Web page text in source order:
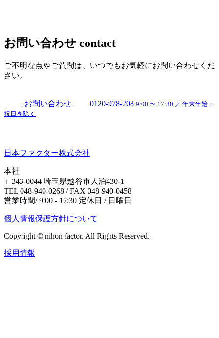
お問い合わせ contact
ご不明な点やご質問は、いつでもお気軽にお問い合わせくだ
さい。
お問い合わせ 0120-978-208 9:00 〜 17:30 ／ 年末年始・
祝日を除く
日本ファクター株式会社
本社
〒343-0044 埼玉県越谷市大泊430-1
TEL 048-940-0268 / FAX 048-940-0458
営業時間/ 9:00 - 17:30 定休日 / 日曜日
個人情報保護方針について
Copyright © nihon factor. All Rights Reserved.
採用情報